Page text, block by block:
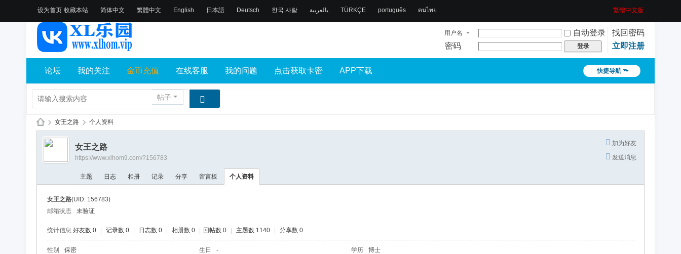
设为首页 收藏本站 简体中文 繁體中文 English 日本語 Deutsch 한국 사람 بالعربية TÜRKÇE português คนไทย 繁體中文版
用户名 自动登录
找回密码
密码
登录 立即注册
快捷导航
论坛 我的关注 金币充值 在线客服 我的问题 点击获取卡密 APP下载
帖子
X
乐
› 女王之路 › 个人资料
加为好友
发送消息
女王之路
https://www.xlhom9.com/?156783
主题 日志 相册 记录 分享 留言板 个人资料
女王之路(UID: 156783)
邮箱状态
未验证
统计信息 好友数 0 记录数 0 日志数 0 相册数 0 回帖数 0 主题数 1140 分享数 0
性别 保密 生日 - 学历 博士